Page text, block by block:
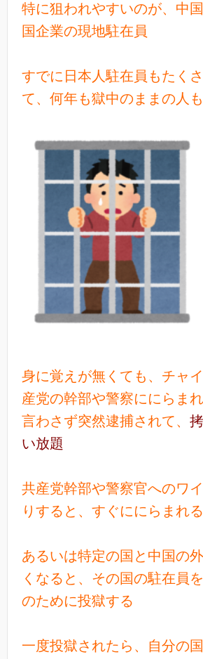
特に狙われやすいのが、中
国企業の現地駐在員
すでに日本人駐在員もたく
て、何年も獄中のままの人
身に覚えが無くても、チャ
産党の幹部や警察ににらま
言わさず突然逮捕されて、
い放題
共産党幹部や警察官へのワ
りすると、すぐににらまれる
あるいは特定の国と中国の
くなると、その国の駐在員を
のために投獄する
一度投獄されたら、自分の